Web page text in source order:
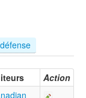
Action